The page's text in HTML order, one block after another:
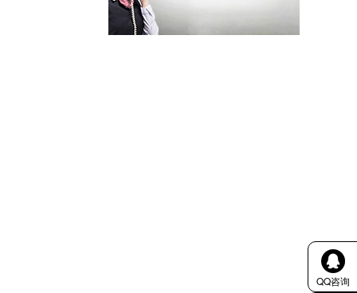
QQ咨询